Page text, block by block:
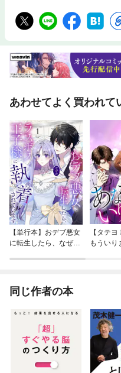
受賞／ ＩＳＣの審査員となる
ン・オブ・ウイスキー2007」で
あわせてよく買われて
【単行本】おデブ悪女
に転生したら、なぜか
【タテ
もういり
同じ作者の本